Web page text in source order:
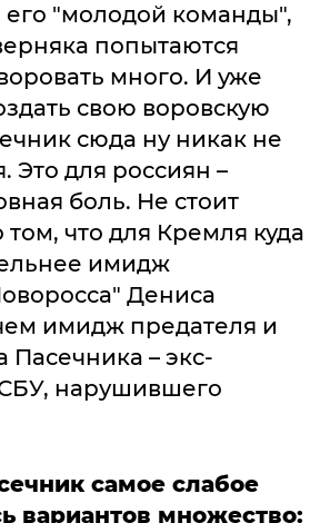
"молодой команды",
попытаются
много. И уже
свою воровскую
сюда ну никак не
Это для россиян –
боль. Не стоит
том, что для Кремля куда
имидж
Дениса
имидж предателя и
Пасечника – экс-
нарушившего
самое слабое
вариантов множество: